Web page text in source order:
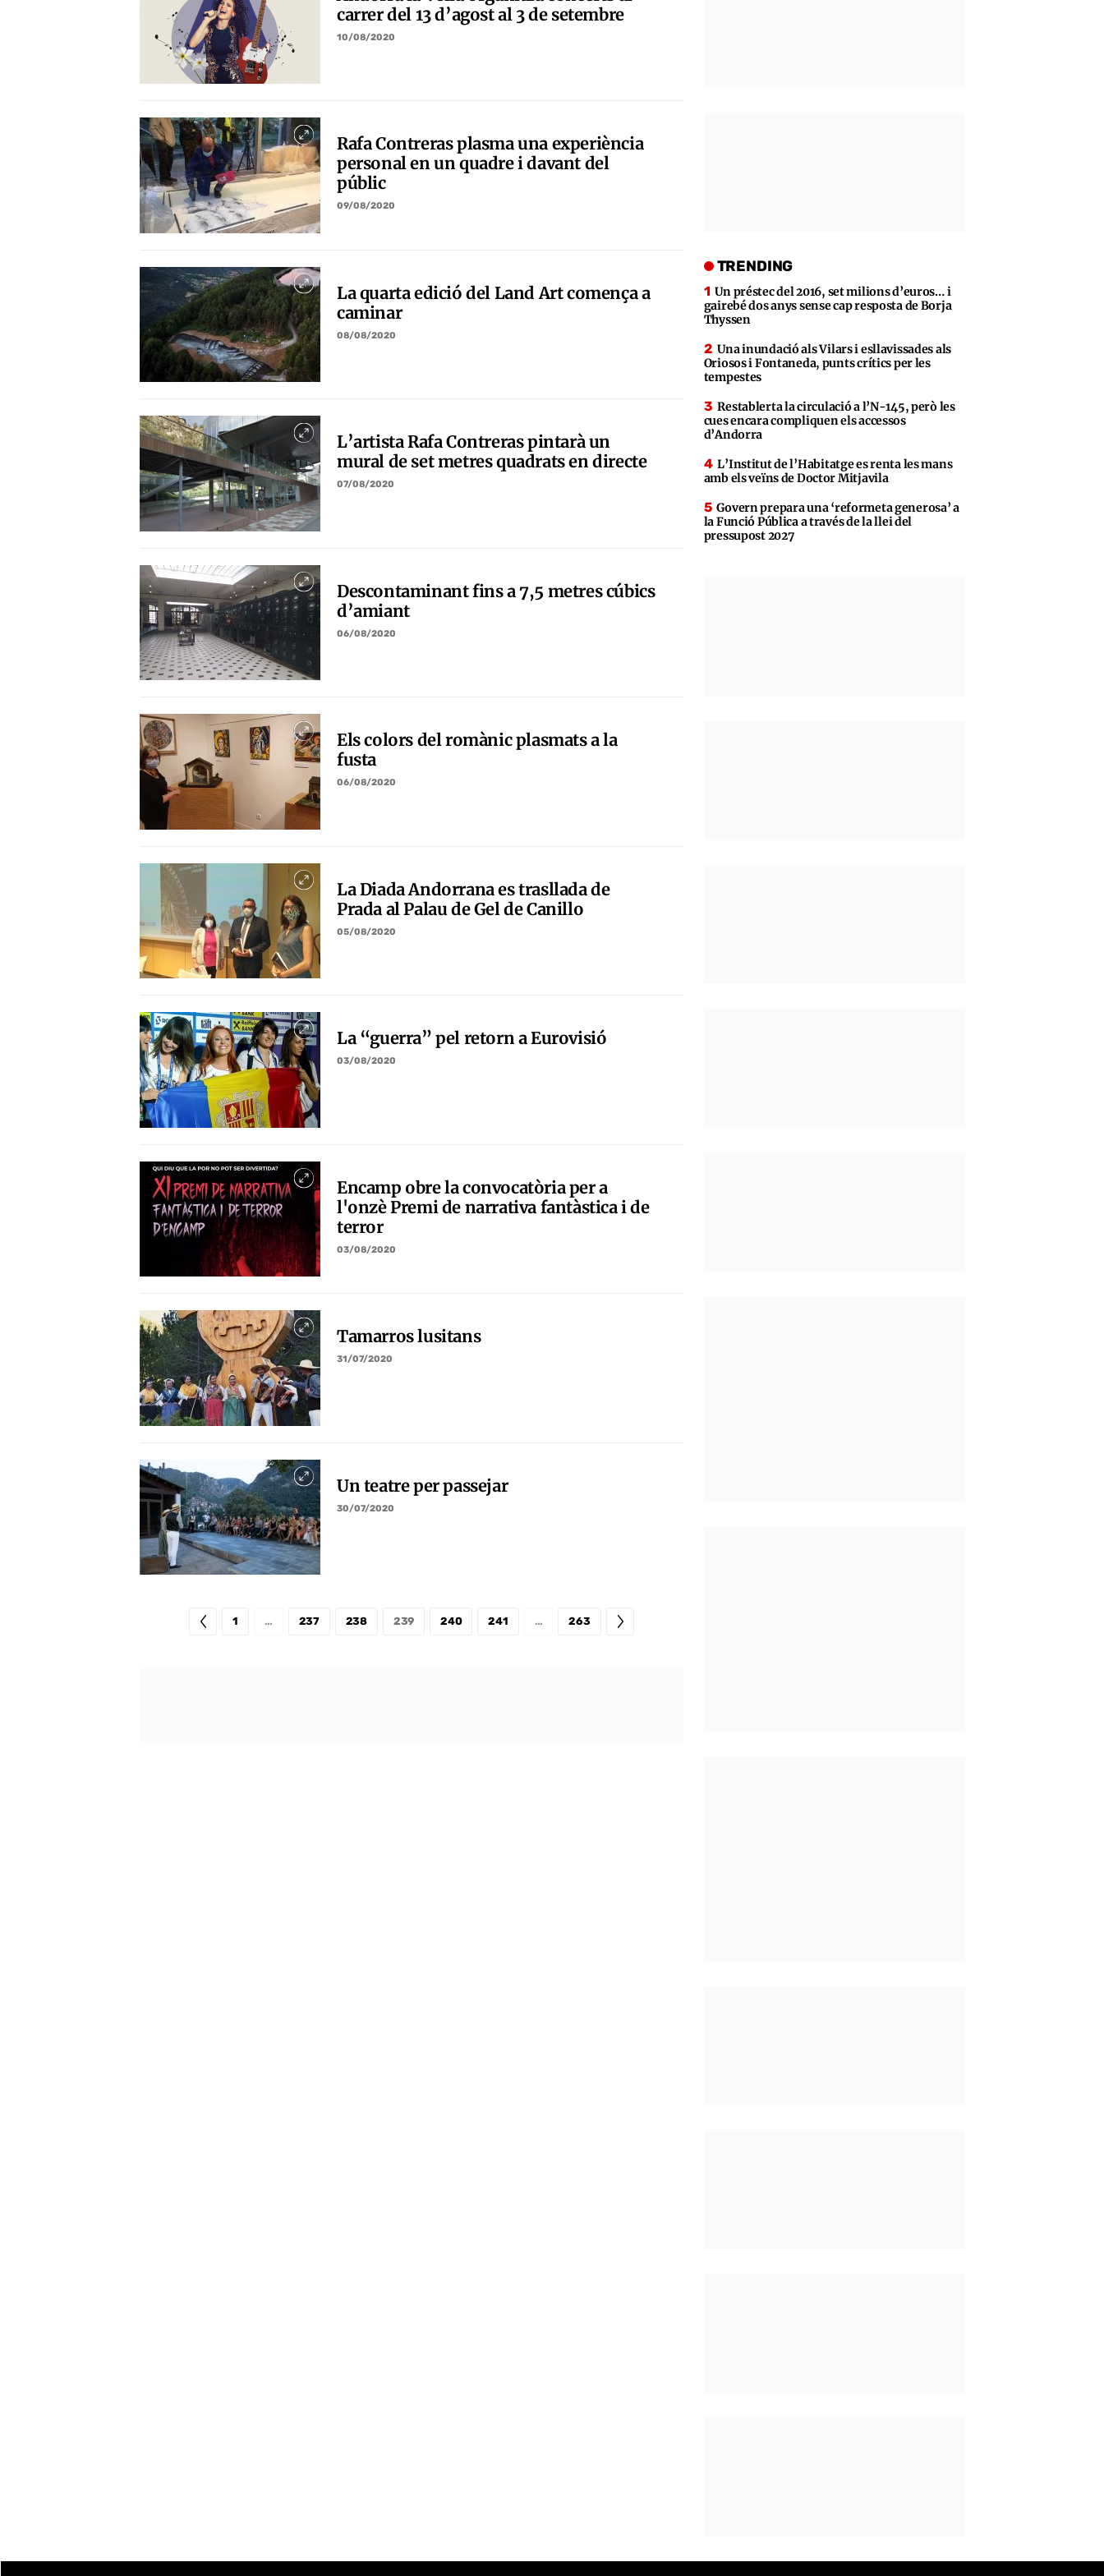
carrer del 13 d’agost al 3 de setembre
10/08/2020
Rafa Contreras plasma una experiència
personal en un quadre i davant del
públic
09/08/2020
La quarta edició del Land Art comença a
caminar
08/08/2020
L’artista Rafa Contreras pintarà un
mural de set metres quadrats en directe
07/08/2020
Descontaminant fins a 7,5 metres cúbics
d’amiant
06/08/2020
Els colors del romànic plasmats a la
fusta
06/08/2020
La Diada Andorrana es trasllada de
Prada al Palau de Gel de Canillo
05/08/2020
La “guerra” pel retorn a Eurovisió
03/08/2020
Encamp obre la convocatòria per a
l'onzè Premi de narrativa fantàstica i de
terror
03/08/2020
Tamarros lusitans
31/07/2020
Un teatre per passejar
30/07/2020
1 … 237 238 239 240 241 … 263
TRENDING
Un préstec del 2016, set milions d’euros… i
gairebé dos anys sense cap resposta de Borja
Thyssen
Una inundació als Vilars i esllavissades als
Oriosos i Fontaneda, punts crítics per les
tempestes
Restablerta la circulació a l’N-145, però les
cues encara compliquen els accessos
d’Andorra
L’Institut de l’Habitatge es renta les mans
amb els veïns de Doctor Mitjavila
Govern prepara una ‘reformeta generosa’ a
la Funció Pública a través de la llei del
pressupost 2027